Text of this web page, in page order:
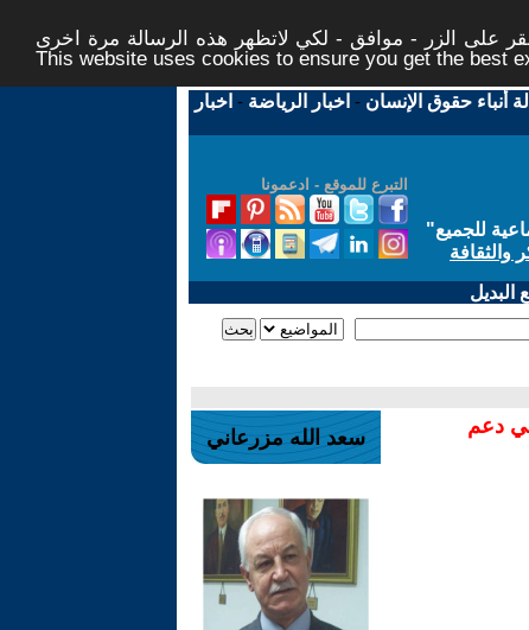
على الزر - موافق - لكي لاتظهر هذه الرسالة مرة اخرى -
This website uses cookies to ensure you get the best
أنباء حقوق الإنسان - اخبار الرياضة - اخبار
التبرع للموقع - ادعمونا
للجميع"
والثقافة
البديل
في دعم
سعد الله مزرعاني